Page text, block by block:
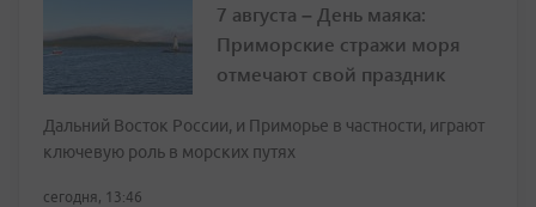
7 августа – День маяка:
Приморские стражи моря
отмечают свой праздник
Дальний Восток России, и Приморье в частности, играют
ключевую роль в морских путях
сегодня, 13:46